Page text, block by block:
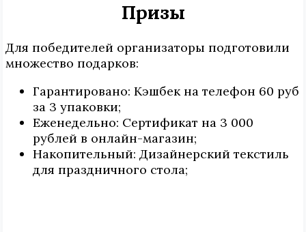
Призы
Для победителей организаторы подготовили
множество подарков:
Гарантировано: Кэшбек на телефон 60 руб
за 3 упаковки;
Еженедельно: Сертификат на 3 000
рублей в онлайн-магазин;
Накопительный: Дизайнерский текстиль
для праздничного стола;